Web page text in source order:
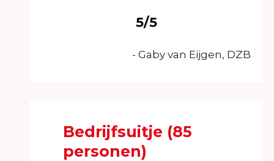
5/5
- Gaby van Eijgen, DZB
Bedrijfsuitje (85
personen)